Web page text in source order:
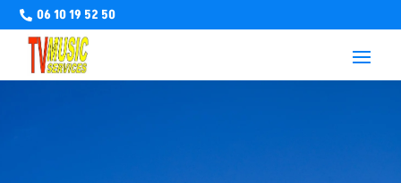
 06 10 19 52 50